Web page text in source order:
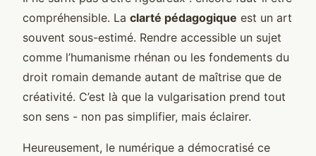
compréhensible. La clarté pédagogique est un art
souvent sous-estimé. Rendre accessible un sujet
comme l’humanisme rhénan ou les fondements du
droit romain demande autant de maîtrise que de
créativité. C’est là que la vulgarisation prend tout
son sens - non pas simplifier, mais éclairer.
Heureusement, le numérique a démocratisé ce